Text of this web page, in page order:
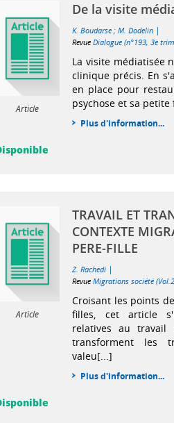
Article
De la visite
K. Boudarse ;M. Dodelin |
RevueDialogue (n°193, 3e
La visite médiatisée
clinique précis. En
en place pour
psychose et sa
Plus d'information...
Article
TRAVAIL ET
CONTEXTE
PERE-FILLE
Z. Rachedi |
RevueMigrations société
Croisant les points
filles, cet article
relatives au
transforment les
valeu[...]
Plus d'information...